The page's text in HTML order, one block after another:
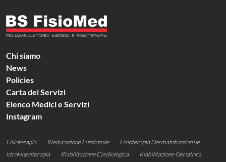
Chi siamo
News
Policies
Carta dei Servizi
Elenco Medici e Servizi
Instagram
Fisioterapia Rieducazione Funzionale
Fisioterapia Dermatofunzionale
Idrokinesiterapia
Riabilitazione Cardiologica
Riabilitazione Geriatrica​​